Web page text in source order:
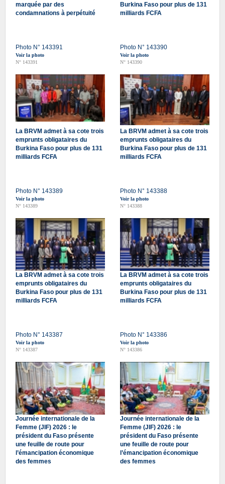
marquée par des
condamnations à perpétuité
Photo N° 143391
Voir la photo
N° 143391
Burkina Faso pour plus de 131
milliards FCFA
Photo N° 143390
Voir la photo
N° 143390
La BRVM admet à sa cote trois
emprunts obligataires du
Burkina Faso pour plus de 131
milliards FCFA
Photo N° 143389
Voir la photo
N° 143389
La BRVM admet à sa cote trois
emprunts obligataires du
Burkina Faso pour plus de 131
milliards FCFA
Photo N° 143388
Voir la photo
N° 143388
La BRVM admet à sa cote trois
emprunts obligataires du
Burkina Faso pour plus de 131
milliards FCFA
Photo N° 143387
Voir la photo
N° 143387
La BRVM admet à sa cote trois
emprunts obligataires du
Burkina Faso pour plus de 131
milliards FCFA
Photo N° 143386
Voir la photo
N° 143386
Journée internationale de la
Femme (JIF) 2026 : le
président du Faso présente
une feuille de route pour
l’émancipation économique
des femmes
Journée internationale de la
Femme (JIF) 2026 : le
président du Faso présente
une feuille de route pour
l’émancipation économique
des femmes